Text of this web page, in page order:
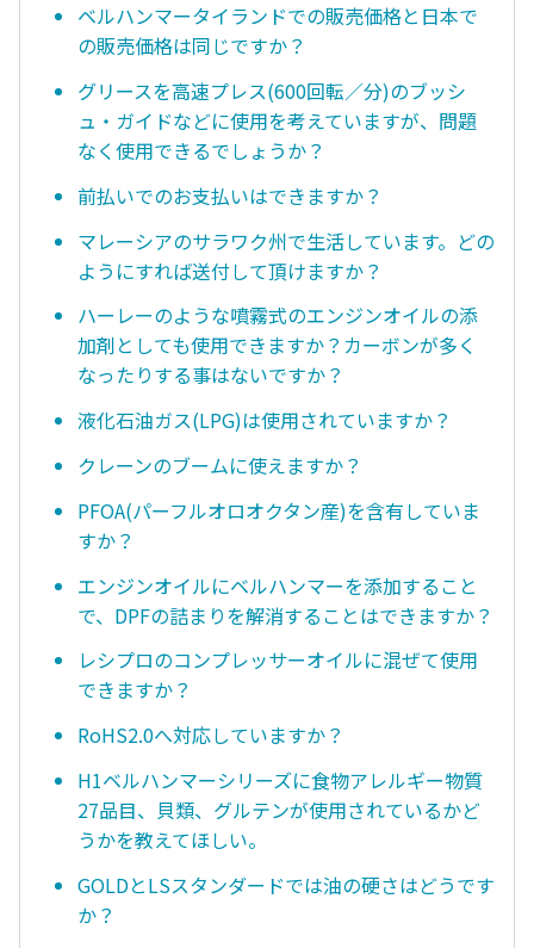
ベルハンマータイランドでの販売価格と日本で
の販売価格は同じですか？
グリースを高速プレス(600回転／分)のブッシ
ュ・ガイドなどに使用を考えていますが、問題
なく使用できるでしょうか？
前払いでのお支払いはできますか？
マレーシアのサラワク州で生活しています。どの
ようにすれば送付して頂けますか？
ハーレーのような噴霧式のエンジンオイルの添
加剤としても使用できますか？カーボンが多く
なったりする事はないですか？
液化石油ガス(LPG)は使用されていますか？
クレーンのブームに使えますか？
PFOA(パーフルオロオクタン産)を含有していま
すか？
エンジンオイルにベルハンマーを添加すること
で、DPFの詰まりを解消することはできますか？
レシプロのコンプレッサーオイルに混ぜて使用
できますか？
RoHS2.0へ対応していますか？
H1ベルハンマーシリーズに食物アレルギー物質
27品目、貝類、グルテンが使用されているかど
うかを教えてほしい。
GOLDとLSスタンダードでは油の硬さはどうです
か？